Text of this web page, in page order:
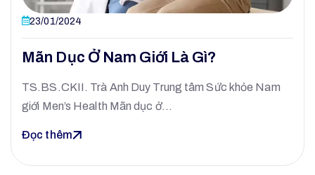
23/01/2024
Mãn Dục Ở Nam Giới Là Gì?
TS.BS.CKII. Trà Anh Duy Trung tâm Sức khỏe Nam
giới Men’s Health Mãn dục ở…
Đọc thêm